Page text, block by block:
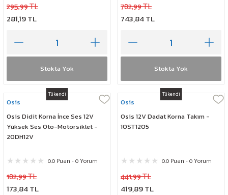
295,99 TL
281,19 TL
Stokta Yok
782,99 TL
743,84 TL
Stokta Yok
Tükendi
Osis
Osis Didit Korna İnce Ses 12V
Yüksek Ses Oto-Motorsiklet -
20DH12V
0.0 Puan - 0 Yorum
182,99 TL
173,84 TL
Tükendi
Osis
Osis 12V Dadat Korna Takım -
10ST1205
0.0 Puan - 0 Yorum
441,99 TL
419,89 TL